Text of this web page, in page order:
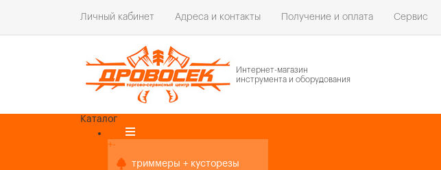
Личный кабинет Адреса и контакты Получение и оплата Сервис
Интернет-магазин
инструмента и оборудования
Каталог
+-
триммеры + кусторезы